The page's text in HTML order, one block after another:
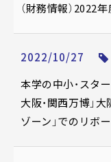
（財務情報）2022
2022/10/27
本学の中小・スタ
大阪・関西万博」
ゾーン」でのリボ